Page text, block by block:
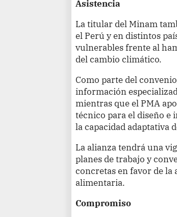
Asistencia
La titular del Minam
el Perú y en distintos
vulnerables frente al
del cambio climático.
Como parte del
información
mientras que el PMA
técnico para el diseño
la capacidad adaptativa
La alianza tendrá una
planes de trabajo y
concretas en favor de
alimentaria.
Compromiso